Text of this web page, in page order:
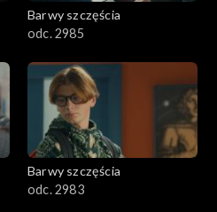
Barwy szczęścia
odc. 2985
Barwy szczęścia
odc. 2983